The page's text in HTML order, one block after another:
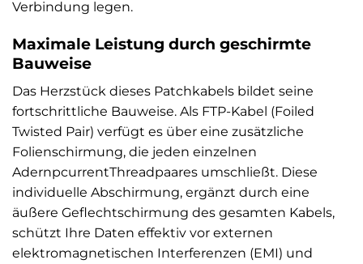
Verbindung legen.
Maximale Leistung durch geschirmte
Bauweise
Das Herzstück dieses Patchkabels bildet seine
fortschrittliche Bauweise. Als FTP-Kabel (Foiled
Twisted Pair) verfügt es über eine zusätzliche
Folienschirmung, die jeden einzelnen
AdernpcurrentThreadpaares umschließt. Diese
individuelle Abschirmung, ergänzt durch eine
äußere Geflechtschirmung des gesamten Kabels,
schützt Ihre Daten effektiv vor externen
elektromagnetischen Interferenzen (EMI) und